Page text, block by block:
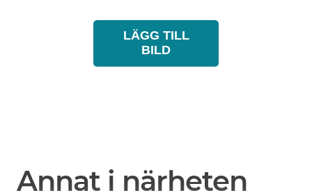
LÄGG TILL
BILD
Annat i närheten